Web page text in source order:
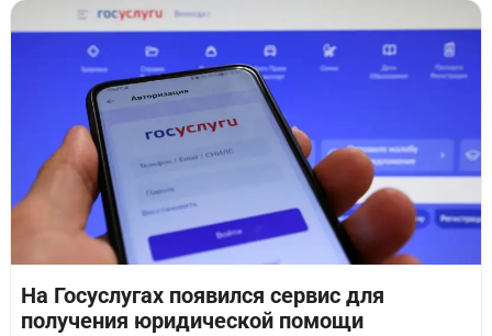
На Госуслугах появился сервис для
получения юридической помощи